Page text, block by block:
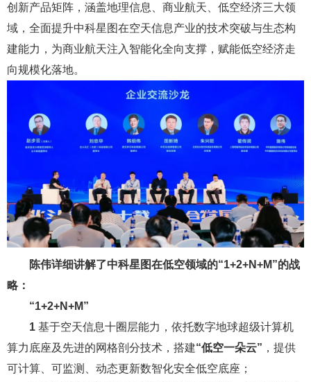
创新产品矩阵，涵盖地理信息、商业航天、低空经济三大领
域，全面提升中科星图在空天信息产业的技术突破与生态构
建能力，为商业航天注入智能化全向支撑，赋能低空经济走
向规模化落地。
陈伟详细讲解了中科星图在低空领域的“1+2+N+M”的战
略：
“1+2+N+M”
1 基于空天信息十圈层能力，依托数字地球超级计算机
算力底座及先进的网格剖分技术，搭建“低空一朵云” ，提供
可计算、可监测、动态更新数智化安全低空底座；